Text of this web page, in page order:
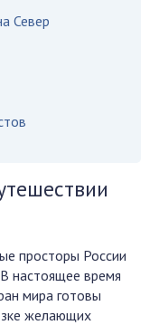
Север
просторы России
настоящее время
мира готовы
желающих